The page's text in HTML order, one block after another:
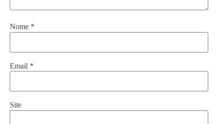
Nome *
Email *
Site